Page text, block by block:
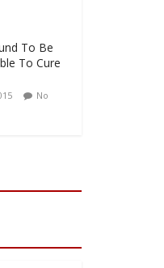
To Be
To Cure
No